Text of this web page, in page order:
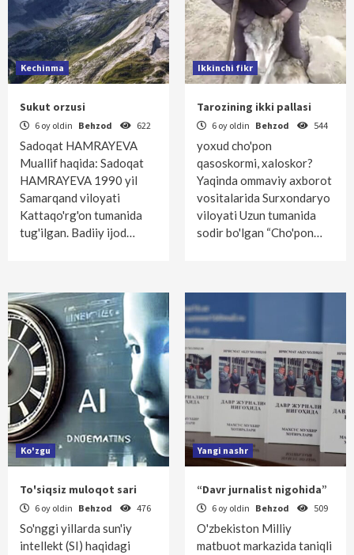
Kechinma
Sukut orzusi
6 oy oldin Behzod 622
Sadoqat HAMRAYEVA
Muallif haqida: Sadoqat
HAMRAYEVA 1990 yil
Samarqand viloyati
Kattaqo'rg'on tumanida
tug'ilgan. Badiiy ijod…
Ikkinchi fikr
Tarozining ikki pallasi
6 oy oldin Behzod 544
yoxud cho'pon
qasoskormi, xaloskor?
Yaqinda ommaviy axborot
vositalarida Surxondaryo
viloyati Uzun tumanida
sodir bo'lgan “Cho'pon…
Ko'zgu
To'siqsiz muloqot sari
6 oy oldin Behzod 476
So'nggi yillarda sun'iy
intellekt (SI) haqidagi
Yangi nashr
“Davr jurnalist nigohida”
6 oy oldin Behzod 509
O'zbekiston Milliy
matbuot markazida taniqli